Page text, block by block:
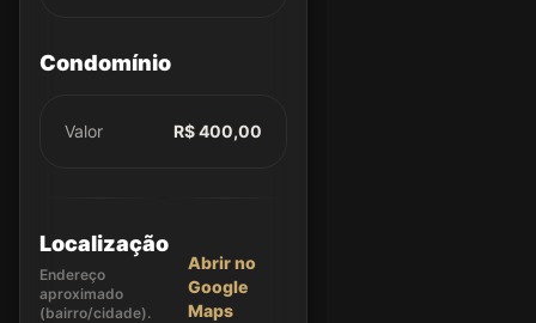
Condomínio
Valor R$ 400,00
Localização
Endereço
aproximado
(bairro/cidade).
Abrir no
Google
Maps